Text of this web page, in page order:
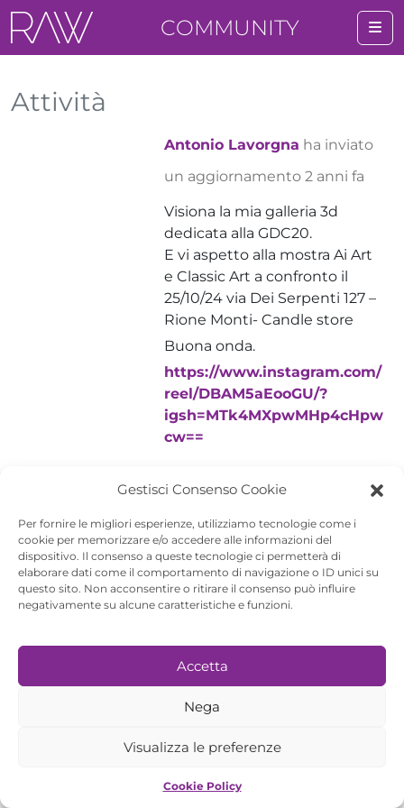
Gestisci Consenso Cookie
Per fornire le migliori esperienze, utilizziamo tecnologie come i
cookie per memorizzare e/o accedere alle informazioni del
dispositivo. Il consenso a queste tecnologie ci permetterà di
elaborare dati come il comportamento di navigazione o ID unici su
questo sito. Non acconsentire o ritirare il consenso può influire
negativamente su alcune caratteristiche e funzioni.
Accetta
Nega
Visualizza le preferenze
Cookie Policy
COMMUNITY
Attività
Antonio Lavorgna ha inviato
un aggiornamento 2 anni fa
Visiona la mia galleria 3d
dedicata alla GDC20.
E vi aspetto alla mostra Ai Art
e Classic Art a confronto il
25/10/24 via Dei Serpenti 127 –
Rione Monti- Candle store
Buona onda.
https://www.instagram.com/
reel/DBAM5aEooGU/?
igsh=MTk4MXpwMHp4cHpw
cw==
© 2026 - Rome Art Week